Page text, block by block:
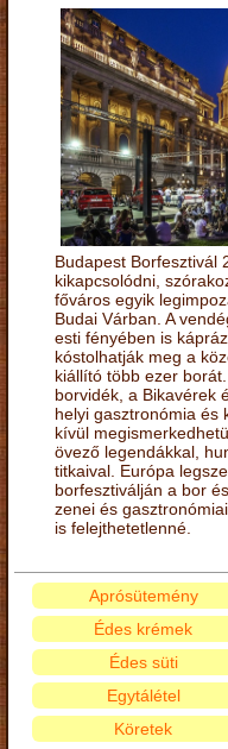
Budapest Borfesztivál
kikapcsolódni,
főváros egyik
Budai Várban. A
esti fényében is
kóstolhatják meg a
kiállító több ezer
borvidék, a Bikavérek
helyi gasztronómia és
kívül
övező legendákkal,
titkaival. Európa
borfesztiválján a bor
zenei és
is felejthetetlenné.
Aprósütemény
Édes krémek
Édes süti
Egytálétel
Köretek